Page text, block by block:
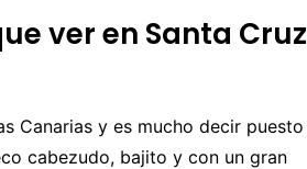
ver en Santa Cruz
Canarias y es mucho decir puesto
cabezudo, bajito y con un gran